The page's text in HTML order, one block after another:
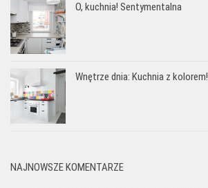
O, kuchnia! Sentymentalna
Wnętrze dnia: Kuchnia z kolorem!
NAJNOWSZE KOMENTARZE